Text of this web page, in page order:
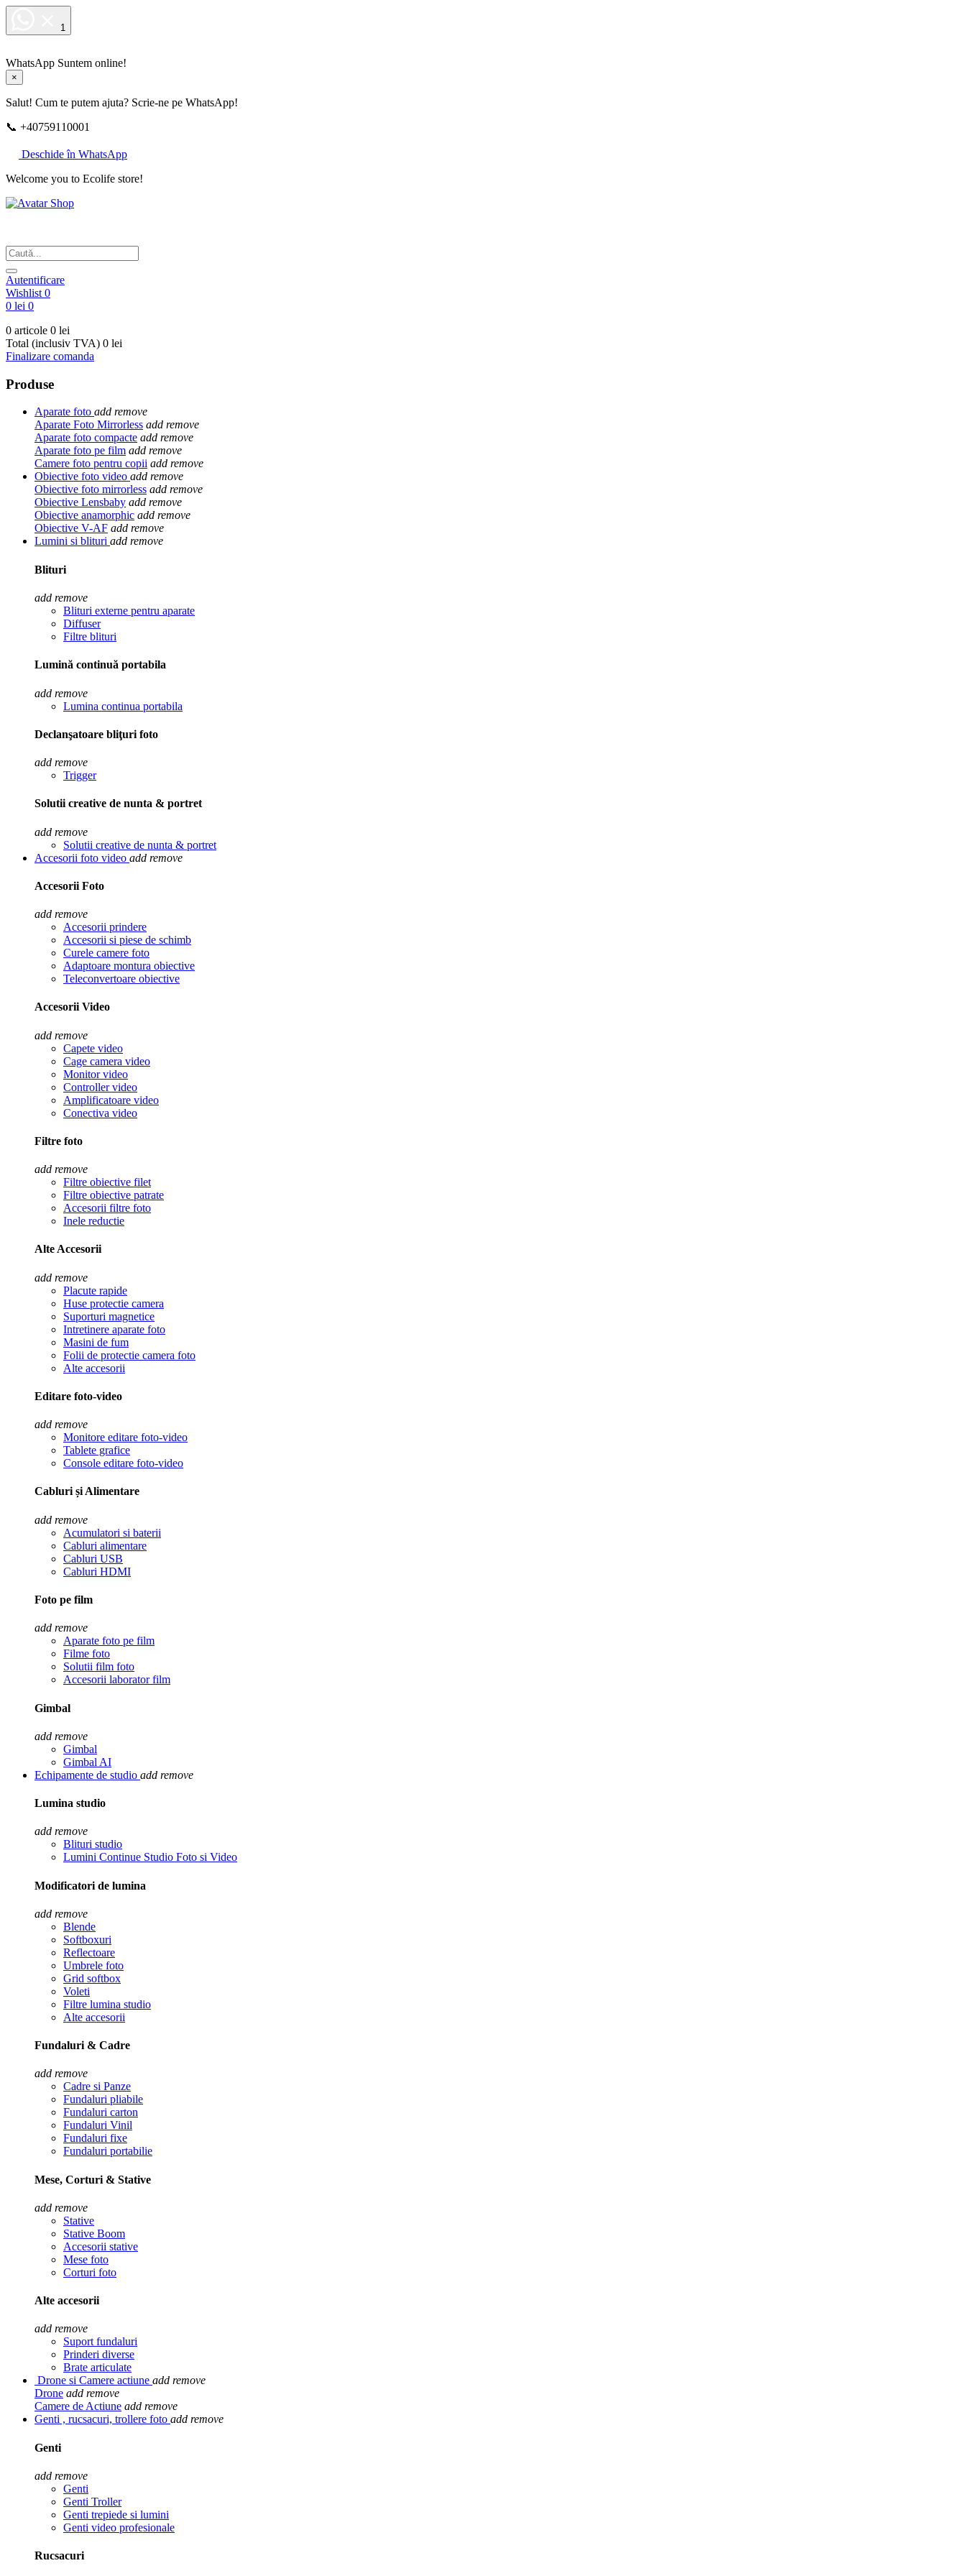
1
WhatsApp Suntem online!
×
Salut! Cum te putem ajuta? Scrie-ne pe WhatsApp!
📞 +40759110001
Deschide în WhatsApp
Welcome you to Ecolife store!
Autentificare
Wishlist 0
0 lei 0
0 articole 0 lei
Total (inclusiv TVA) 0 lei
Finalizare comanda
Produse
Aparate foto add remove
Aparate Foto Mirrorless add remove
Aparate foto compacte add remove
Aparate foto pe film add remove
Camere foto pentru copii add remove
Obiective foto video add remove
Obiective foto mirrorless add remove
Obiective Lensbaby add remove
Obiective anamorphic add remove
Obiective V-AF add remove
Lumini si blituri add remove
Blituri
add remove
Blituri externe pentru aparate
Diffuser
Filtre blituri
Lumină continuă portabila
add remove
Lumina continua portabila
Declanşatoare bliţuri foto
add remove
Trigger
Solutii creative de nunta & portret
add remove
Solutii creative de nunta & portret
Accesorii foto video add remove
Accesorii Foto
add remove
Accesorii prindere
Accesorii si piese de schimb
Curele camere foto
Adaptoare montura obiective
Teleconvertoare obiective
Accesorii Video
add remove
Capete video
Cage camera video
Monitor video
Controller video
Amplificatoare video
Conectiva video
Filtre foto
add remove
Filtre obiective filet
Filtre obiective patrate
Accesorii filtre foto
Inele reductie
Alte Accesorii
add remove
Placute rapide
Huse protectie camera
Suporturi magnetice
Intretinere aparate foto
Masini de fum
Folii de protectie camera foto
Alte accesorii
Editare foto-video
add remove
Monitore editare foto-video
Tablete grafice
Console editare foto-video
Cabluri și Alimentare
add remove
Acumulatori si baterii
Cabluri alimentare
Cabluri USB
Cabluri HDMI
Foto pe film
add remove
Aparate foto pe film
Filme foto
Solutii film foto
Accesorii laborator film
Gimbal
add remove
Gimbal
Gimbal AI
Echipamente de studio add remove
Lumina studio
add remove
Blituri studio
Lumini Continue Studio Foto si Video
Modificatori de lumina
add remove
Blende
Softboxuri
Reflectoare
Umbrele foto
Grid softbox
Voleti
Filtre lumina studio
Alte accesorii
Fundaluri & Cadre
add remove
Cadre si Panze
Fundaluri pliabile
Fundaluri carton
Fundaluri Vinil
Fundaluri fixe
Fundaluri portabilie
Mese, Corturi & Stative
add remove
Stative
Stative Boom
Accesorii stative
Mese foto
Corturi foto
Alte accesorii
add remove
Suport fundaluri
Prinderi diverse
Brate articulate
Drone si Camere actiune add remove
Drone add remove
Camere de Actiune add remove
Genti , rucsacuri, trollere foto add remove
Genti
add remove
Genti
Genti Troller
Genti trepiede si lumini
Genti video profesionale
Rucsacuri